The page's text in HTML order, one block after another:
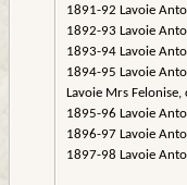
1891-92 Lavoie
1892-93 Lavoie
1893-94 Lavoie
1894-95 Lavoie
Lavoie Mrs
1895-96 Lavoie
1896-97 Lavoie
1897-98 Lavoie